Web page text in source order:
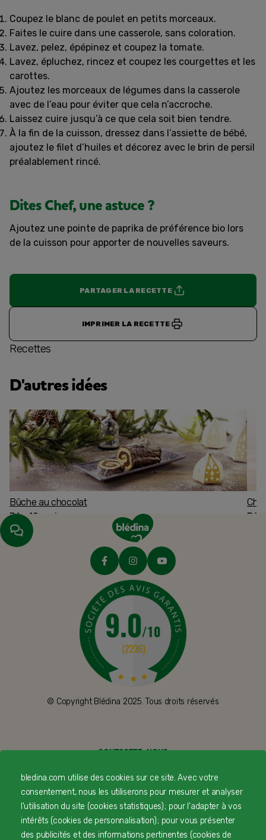
Coupez le blanc de poulet en petits morceaux.
Faites le cuire dans une casserole, sans coloration.
Lavez, pelez, épépinez et coupez la tomate.
Lavez, épluchez, rincez et coupez les courgettes et les
carottes.
Ajoutez les morceaux de légumes dans la casserole
avec de l’eau pour éviter que cela n’accroche.
Laissez cuire jusqu’à ce que cela soit bien tendre.
À la fin de la cuisson, dressez dans l’assiette de bébé,
ajoutez le filet d’huiles et décorez avec le brin de persil
préalablement rincé.
Dites Chef, une astuce ?
Ajoutez une pointe de paprika de préférence bio lors
de la cuisson pour apporter de nouvelles saveurs.
PARTAGER LA RECETTE
IMPRIMER LA RECETTE
Recettes
D'autres idées
Bûche au chocolat
Dès 12 mois
© Copyright Blédina 2025. Tous droits réservés
CONTACTEZ-NOUS
LIVRAISON
PAIEMENT SÉCURISÉ
PROFESSIONNELS DE SANTÉ
bledina.com utilise des cookies sur ce site. Avec votre
consentement, nous les utiliserons pour mesurer et analyser
l'utilisation du site (cookies statistiques) ; pour l'adapter à vos
intérêts (cookies de personnalisation) ; pour vous présenter
des publicités et des informations pertinentes (cookies de